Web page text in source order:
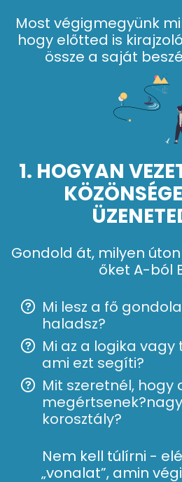
Most végigmegyünk
hogy előtted is
össze a saját
1. HOGYAN
Gondold át, milyen
őket A-ból
Mi lesz a fő
haladsz?
Mi az a logika
ami ezt segíti?
Mit szeretnél, hogy
korosztály?
Nem kell túlírni -
„vonalat”, amin